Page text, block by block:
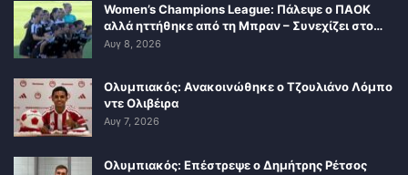
Women’s Champions League: Πάλεψε ο ΠΑΟΚ
αλλά ηττήθηκε από τη Μπραν – Συνεχίζει στο…
Αυγ 8, 2026
Ολυμπιακός: Ανακοινώθηκε ο Τζουλιάνο Λόμπο
ντε Ολιβέιρα
Αυγ 7, 2026
Ολυμπιακός: Επέστρεψε ο Δημήτρης Ρέτσος